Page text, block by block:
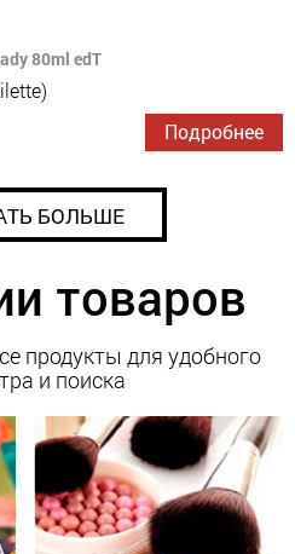
80ml edT
Подробнее
БОЛЬШЕ
товаров
продукты для удобного
и поиска